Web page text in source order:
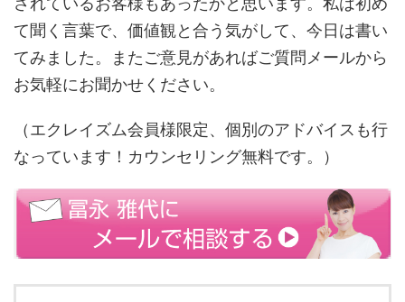
て聞く言葉で、価値観と合う気がして、今日は書い
てみました。またご意見があればご質問メールから
お気軽にお聞かせください。
（エクレイズム会員様限定、個別のアドバイスも行
なっています！カウンセリング無料です。）